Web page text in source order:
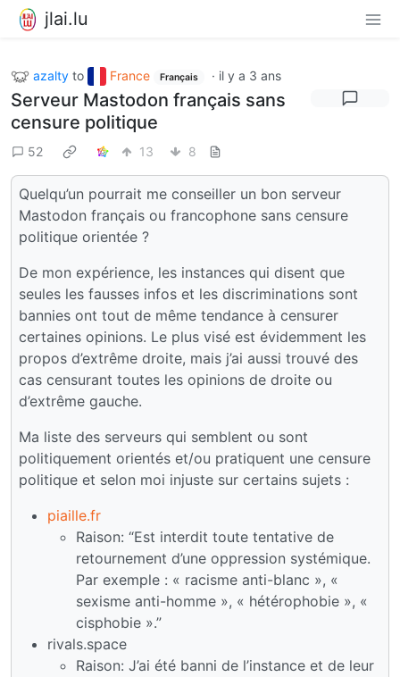
jlai.lu
azalty to France Français · il y a 3 ans
Serveur Mastodon français sans
censure politique
52 13 8
Quelqu’un pourrait me conseiller un bon serveur
Mastodon français ou francophone sans censure
politique orientée ?
De mon expérience, les instances qui disent que
seules les fausses infos et les discriminations sont
bannies ont tout de même tendance à censurer
certaines opinions. Le plus visé est évidemment les
propos d’extrême droite, mais j’ai aussi trouvé des
cas censurant toutes les opinions de droite ou
d’extrême gauche.
Ma liste des serveurs qui semblent ou sont
politiquement orientés et/ou pratiquent une censure
politique et selon moi injuste sur certains sujets :
piaille.fr
Raison: “Est interdit toute tentative de
retournement d’une oppression systémique.
Par exemple : « racisme anti-blanc », «
sexisme anti-homme », « hétérophobie », «
cisphobie ».”
rivals.space
Raison: J’ai été banni de l’instance et de leur